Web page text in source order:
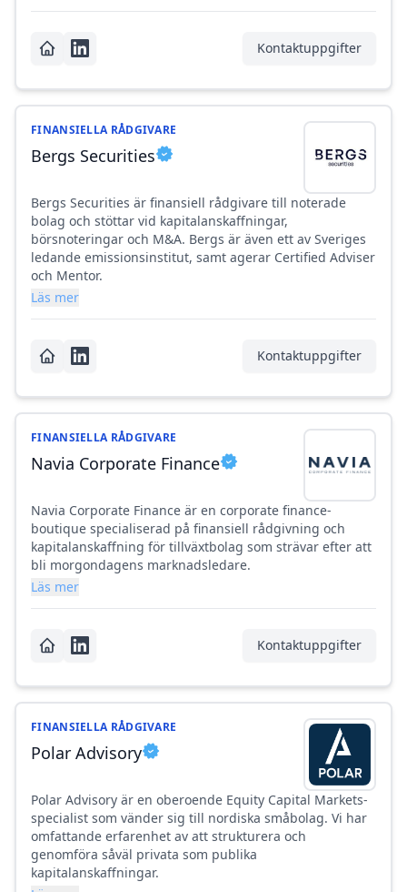
Kontaktuppgifter
FINANSIELLA RÅDGIVARE
Bergs Securities
Bergs Securities är finansiell rådgivare till noterade
bolag och stöttar vid kapitalanskaffningar,
börsnoteringar och M&A. Bergs är även ett av Sveriges
ledande emissionsinstitut, samt agerar Certified Adviser
och Mentor.
Läs mer
Kontaktuppgifter
FINANSIELLA RÅDGIVARE
Navia Corporate Finance
Navia Corporate Finance är en corporate finance-
boutique specialiserad på finansiell rådgivning och
kapitalanskaffning för tillväxtbolag som strävar efter att
bli morgondagens marknadsledare.
Läs mer
Kontaktuppgifter
FINANSIELLA RÅDGIVARE
Polar Advisory
Polar Advisory är en oberoende Equity Capital Markets-
specialist som vänder sig till nordiska småbolag. Vi har
omfattande erfarenhet av att strukturera och
genomföra såväl privata som publika
kapitalanskaffningar.